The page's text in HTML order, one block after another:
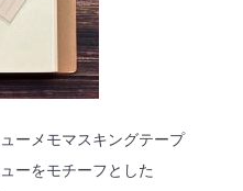
ーメモマスキングテープ
ーをモチーフとした